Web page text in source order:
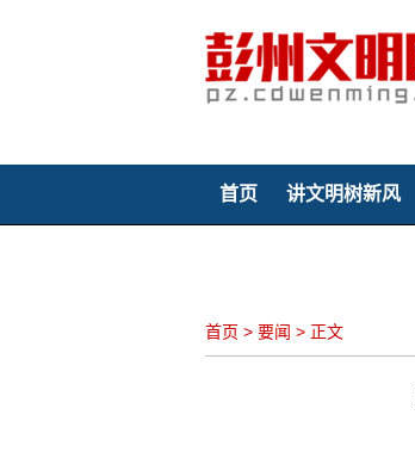
首页 讲文明树新风
首页 > 要闻 > 正文